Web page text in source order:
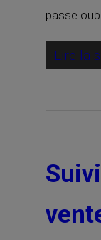
passe
Lire la